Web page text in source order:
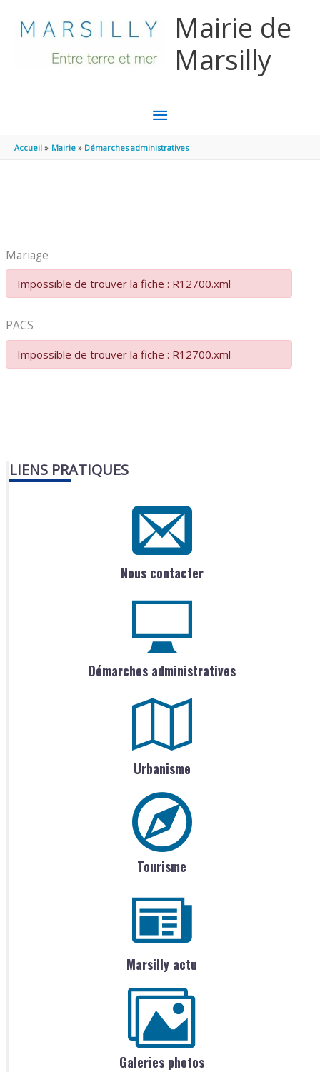
Mairie de
Marsilly
MENU
PRINCIPAL
Accueil Mairie Démarches administratives
Mariage
Impossible de trouver la fiche : R12700.xml
PACS
Impossible de trouver la fiche : R12700.xml
LIENS PRATIQUES
Nous contacter
Démarches administratives
Urbanisme
Tourisme
Marsilly actu
Galeries photos